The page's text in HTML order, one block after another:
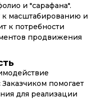
и "сарафана".
к масштабированию и
к потребности
продвижения
помогает
для реализации